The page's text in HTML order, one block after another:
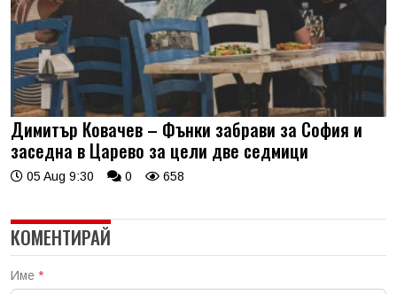
Димитър Ковачев – Фънки забрави за София и
заседна в Царево за цели две седмици
05 Aug 9:30 0 658
КОМЕНТИРАЙ
Име *